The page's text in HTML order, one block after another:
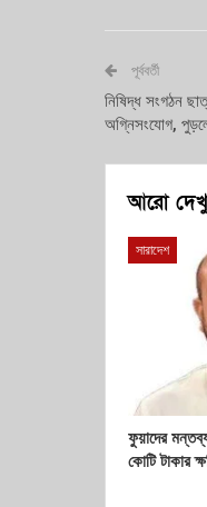
পূর্ববর্তী
নিষিদ্ধ সংগঠন
অগ্নিসংযোগ,
আরো
সারাদেশ
ফুয়াদের
কোটি টাকার